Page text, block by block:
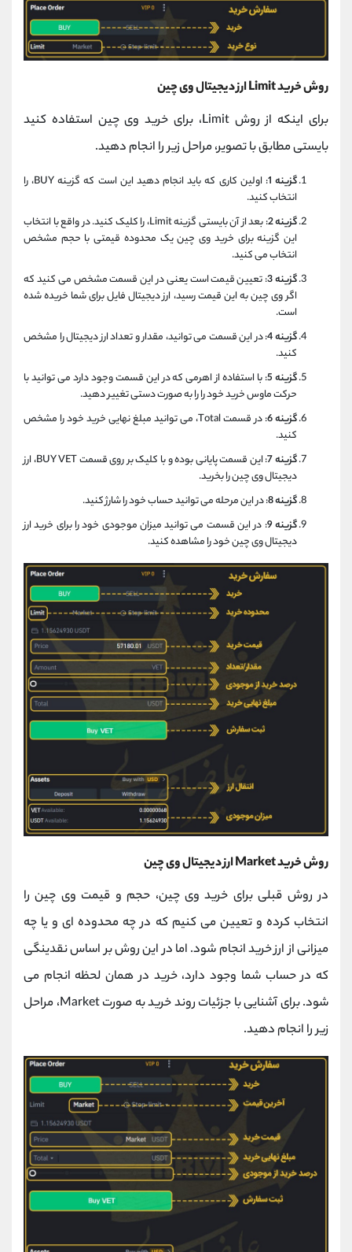
روش خرید Limit ارز دیجیتال وی چین
برای اینکه از روش Limit، برای خرید وی چین استفاده کنید
بایستی مطابق با تصویر، مراحل زیر را انجام دهید.
گزینه 1
: اولین کاری که باید انجام دهید این است که گزینه BUY، را
انتخاب کنید.
گزینه 2
: بعد از آن بایستی گزینه Limit، را کلیک کنید. در واقع با انتخاب
این گزینه برای خرید وی چین یک محدوده قیمتی با حجم مشخص
انتخاب می کنید.
گزینه 3 : تعیین قیمت است یعنی در این قسمت مشخص می کنید که
اگر وی چین به این قیمت رسید، ارز دیجیتال فایل برای شما خریده شده
است.
گزینه 4 : در این قسمت می توانید، مقدار و تعداد ارز دیجیتال را مشخص
کنید.
گزینه 5 : با استفاده از اهرمی که در این قسمت وجود دارد می توانید با
حرکت ماوس خرید خود را را به صورت دستی تغییر دهید.
گزینه 6
: در قسمت Total، می توانید مبلغ نهایی خرید خود را مشخص
کنید.
گزینه 7
: این قسمت پایانی بوده و با کلیک بر روی قسمت BUY VET، ارز
دیجیتال وی چین را بخرید.
گزینه 8 : در این مرحله می توانید حساب خود را شارژ کنید.
گزینه 9 : در این قسمت می توانید میزان موجودی خود را برای خرید ارز
دیجیتال وی چین خود را مشاهده کنید.
روش خرید Market ارز دیجیتال وی چین
در روش قبلی برای خرید وی چین، حجم و قیمت وی چین را
انتخاب کرده و تعیین می کنیم که در چه محدوده ای و یا چه
میزانی از ارز خرید انجام شود. اما در این روش بر اساس نقدینگی
که در حساب شما وجود دارد، خرید در همان لحظه انجام می
شود. برای آشنایی با جزئیات روند خرید به صورت Market، مراحل
زیر را انجام دهید.